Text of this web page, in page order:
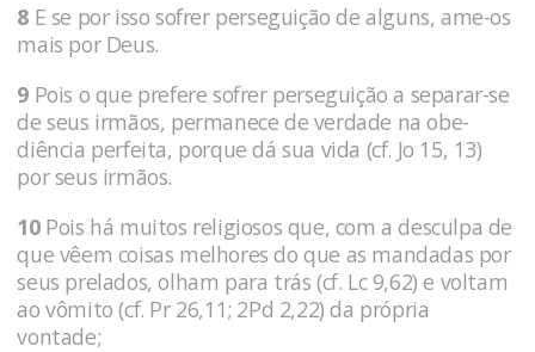
8 E se por isso sofrer perseguição de al­guns, ame-os
mais por Deus.
9 Pois o que prefere so­frer perseguição a separar-se
de seus irmãos, permanece de verdade na obe­
diência perfeita, porque dá sua vida (cf. Jo 15, 13)
por seus irmãos.
10Pois há muitos religio­sos que, com a desculpa de
que vêem coi­sas melhores do que as mandadas por
seus pre­lados, olham para trás (cf. Lc 9,62) e voltam
ao vômito (cf. Pr 26,11; 2Pd 2,22) da própria
vontade;